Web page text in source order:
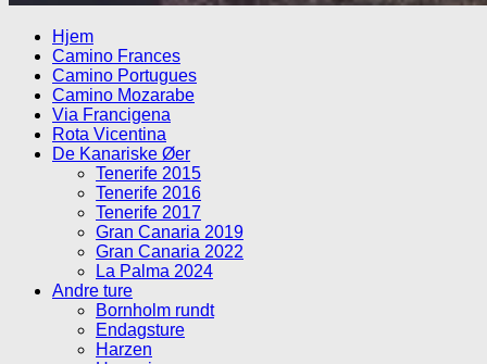
Hjem
Camino Frances
Camino Portugues
Camino Mozarabe
Via Francigena
Rota Vicentina
De Kanariske Øer
Tenerife 2015
Tenerife 2016
Tenerife 2017
Gran Canaria 2019
Gran Canaria 2022
La Palma 2024
Andre ture
Bornholm rundt
Endagsture
Harzen